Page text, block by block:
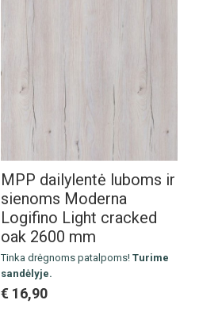
MPP dailylentė luboms ir
sienoms Moderna
Logifino Light cracked
oak 2600 mm
Tinka drėgnoms patalpoms! Turime
sandėlyje.
Išmatavimai: 2600 x 190 x 10 mm
Pakuotė:
€ 16,90